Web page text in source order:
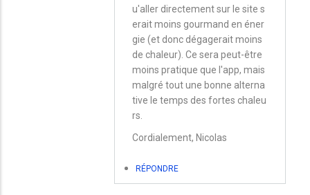
u'aller directement sur le site s
erait moins gourmand en éner
gie (et donc dégagerait moins
de chaleur). Ce sera peut-être
moins pratique que l'app, mais
malgré tout une bonne alterna
tive le temps des fortes chaleu
rs.
Cordialement, Nicolas
RÉPONDRE